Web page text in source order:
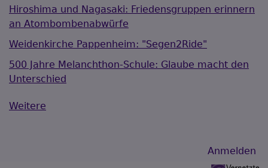
Hiroshima und Nagasaki: Friedensgruppen erinnern
an Atombombenabwürfe
Weidenkirche Pappenheim: "Segen2Ride"
500 Jahre Melanchthon-Schule: Glaube macht den
Unterschied
Weitere
Anmelden